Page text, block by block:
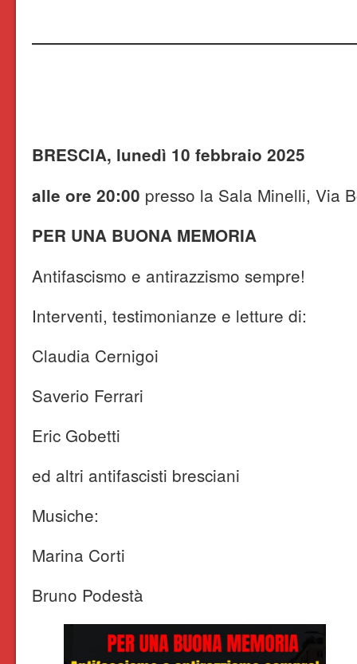
BRESCIA, lunedì 10 febbraio 2025
alle ore 20:00 presso la Sala Minelli, Via
PER UNA BUONA MEMORIA
Antifascismo e antirazzismo sempre!
Interventi, testimonianze e letture di:
Claudia Cernigoi
Saverio Ferrari
Eric Gobetti
ed altri antifascisti bresciani
Musiche:
Marina Corti
Bruno Podestà